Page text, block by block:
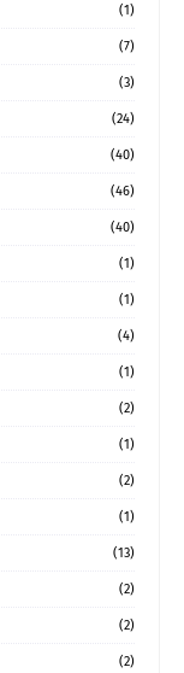
(1)
(7)
(3)
(24)
(40)
(46)
(40)
(1)
(1)
(4)
(1)
(2)
(1)
(2)
(1)
(13)
(2)
(2)
(2)